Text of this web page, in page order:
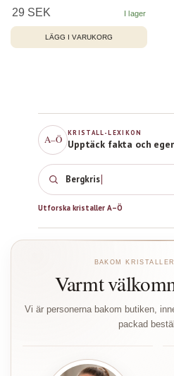
A–Ö
KRISTALL-LEXIKON
Upptäck fakta och
Rosenkvarts
Utforska kristaller A–Ö
BAKOM
Varmt
Vi är personerna bakom butiken,
packad
29 SEK